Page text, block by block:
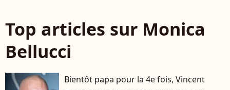
Top articles sur Monica
Bellucci
Bientôt papa pour la 4e fois, Vincent